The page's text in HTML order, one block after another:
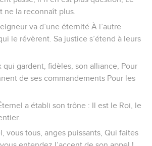
des eaux tes hauts palais
tu te fais un char glissant sur les
messagers, les éclairs sont tes
sur de solides fondements Pour
à tout jamais au cours des temps.
les eaux recouvraient les